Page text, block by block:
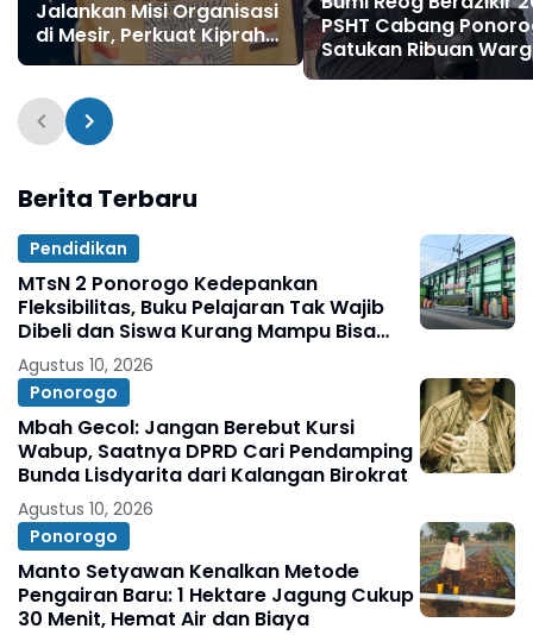
Jalankan Misi Organisasi
di Mesir, Perkuat Kiprah
Pencak Silat Menuju
PSHT Cabang
Satukan Ribuan
Ekonomi UMKM Kian
Berita Terbaru
Pendidikan
MTsN 2 Ponorogo Kedepankan
Fleksibilitas, Buku Pelajaran Tak Wajib
Dibeli dan Siswa Kurang Mampu Bisa
Fotokopi
Agustus 10, 2026
Ponorogo
Mbah Gecol: Jangan Berebut Kursi
Wabup, Saatnya DPRD Cari Pendamping
Bunda Lisdyarita dari Kalangan Birokrat
Agustus 10, 2026
Ponorogo
Manto Setyawan Kenalkan Metode
Pengairan Baru: 1 Hektare Jagung Cukup
30 Menit, Hemat Air dan Biaya